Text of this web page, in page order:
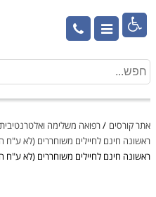

אתר קורסים /רפואה משלימה ואלטרנטיבית
ראשונה חינם לחיילים משוחררים (לא ע"ח
ראשונה חינם לחיילים משוחררים (לא ע"ח